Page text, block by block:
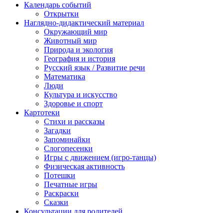
Календарь событий
Открытки
Наглядно-дидактический материал
Окружающий мир
Животный мир
Природа и экология
География и история
Русский язык / Развитие речи
Математика
Люди
Культура и искусство
Здоровье и спорт
Картотеки
Стихи и рассказы
Загадки
Запоминайки
Слогопесенки
Игры с движением (игро-танцы)
Физическая активность
Потешки
Печатные игры
Раскраски
Сказки
Консультации для родителей